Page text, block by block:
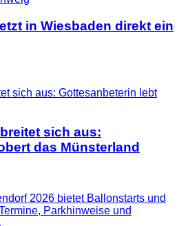
in Wiesbaden direkt ein
sich aus:
das Münsterland